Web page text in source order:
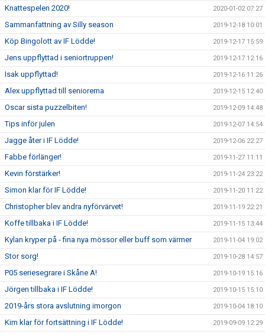
Knattespelen 2020! 2020-01-02 07:27
Sammanfattning av Silly season 2019-12-18 10:01
Köp Bingolott av IF Lödde! 2019-12-17 15:59
Jens uppflyttad i seniortruppen! 2019-12-17 12:16
Isak uppflyttad! 2019-12-16 11:26
Alex uppflyttad till seniorerna 2019-12-15 12:40
Oscar sista puzzelbiten! 2019-12-09 14:48
Tips inför julen 2019-12-07 14:54
Jagge åter i IF Lödde! 2019-12-06 22:27
Fabbe förlänger! 2019-11-27 11:11
Kevin förstärker! 2019-11-24 23:22
Simon klar för IF Lödde! 2019-11-20 11:22
Christopher blev andra nyförvärvet! 2019-11-19 22:21
Koffe tillbaka i IF Lödde! 2019-11-15 13:44
Kylan kryper på - fina nya mössor eller buff som värmer 2019-11-04 19:02
Stor sorg! 2019-10-28 14:57
P05 seriesegrare i Skåne A! 2019-10-19 15:16
Jörgen tillbaka i IF Lödde! 2019-10-15 15:10
2019-års stora avslutning imorgon 2019-10-04 18:10
Kim klar för fortsättning i IF Lödde! 2019-09-09 12:29